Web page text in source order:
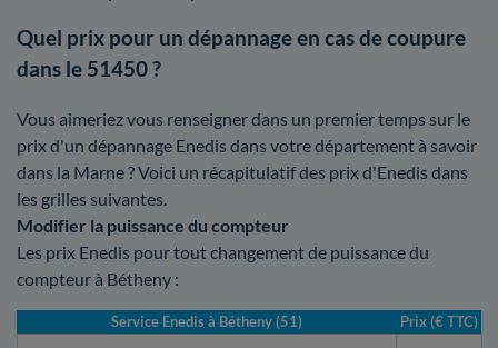
Quel prix pour un dépannage en cas de coupure
dans le 51450 ?
Vous aimeriez vous renseigner dans un premier temps sur le
prix d'un dépannage Enedis dans votre département à savoir
dans la Marne ? Voici un récapitulatif des prix d'Enedis dans
les grilles suivantes.
Modifier la puissance du compteur
Les prix Enedis pour tout changement de puissance du
compteur à Bétheny :
Service Enedis à Bétheny (51) Prix (€ TTC)